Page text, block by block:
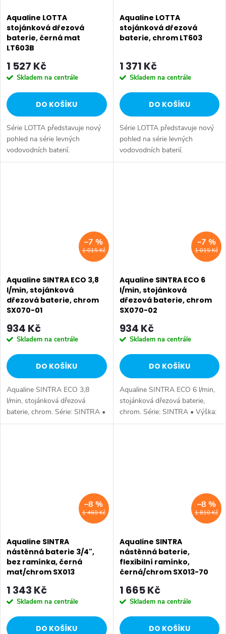
Aqualine LOTTA
stojánková dřezová
baterie, černá mat
LT603B
1 527 Kč
Skladem na centrále
DO KOŠÍKU
Série LOTTA představuje nový
pohled na série levných
vodovodních baterií.
Umyvadlová stojánková baterie
Aqualine LOTTA
stojánková dřezová
baterie, chrom LT603
1 371 Kč
Skladem na centrále
DO KOŠÍKU
Série LOTTA představuje nový
pohled na série levných
vodovodních baterií.
Umyvadlová stojánková baterie
1 015 Kč
–7 %
Aqualine SINTRA ECO 3,8
l/min, stojánková
dřezová baterie, chrom
SX070-01
934 Kč
Skladem na centrále
DO KOŠÍKU
Aqualine SINTRA ECO 3,8
l/min, stojánková dřezová
baterie, chrom. Série: SINTRA •
Výška: 149 mm • Hloubka: 248
1 015 Kč
–7 %
Aqualine SINTRA ECO 6
l/min, stojánková
dřezová baterie, chrom
SX070-02
934 Kč
Skladem na centrále
DO KOŠÍKU
Aqualine SINTRA ECO 6 l/min,
stojánková dřezová baterie,
chrom. Série: SINTRA • Výška:
149 mm • Hloubka: 248 mm •
1 460 Kč
–8 %
Aqualine SINTRA
nástěnná baterie 3/4",
bez ramínka, černá
mat/chrom SX013
1 343 Kč
Skladem na centrále
DO KOŠÍKU
1 810 Kč
–8 %
Aqualine SINTRA
nástěnná baterie,
flexibilní ramínko,
černá/chrom SX013-70
1 665 Kč
Skladem na centrále
DO KOŠÍKU